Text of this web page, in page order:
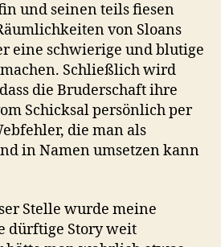
und seinen teils fiesen
von Sloans
eine schwierige und blutige
Schließlich wird
die Bruderschaft ihre
Schicksal persönlich per
die man als
in Namen umsetzen kann
Stelle wurde meine
dürftige Story weit